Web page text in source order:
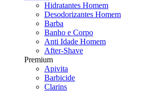
Hidratantes Homem
Desodorizantes Homem
Barba
Banho e Corpo
Anti Idade Homem
After-Shave
Premium
Apivita
Barbicide
Clarins